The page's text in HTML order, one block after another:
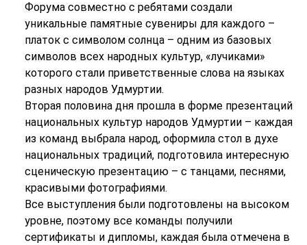
Форума совместно с ребятами создали
уникальные памятные сувениры для каждого –
платок с символом солнца – одним из базовых
символов всех народных культур, «лучиками»
которого стали приветственные слова на языках
разных народов Удмуртии.
Вторая половина дня прошла в форме презентаций
национальных культур народов Удмуртии – каждая
из команд выбрала народ, оформила стол в духе
национальных традиций, подготовила интересную
сценическую презентацию – с танцами, песнями,
красивыми фотографиями.
Все выступления были подготовлены на высоком
уровне, поэтому все команды получили
сертификаты и дипломы, каждая была отмечена в